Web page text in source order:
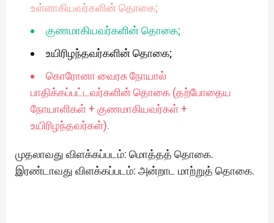
உள்ளாகியவர்களின் தொகை;
குணமாகியவர்களின் தொகை;
உயிரிழந்தவர்களின் தொகை;
கொரோனா வைரசு நோயால்
பாதிக்கப்பட்டவர்களின் தொகை (தற்போதைய
நோயாளிகள் + குணமாகியவர்கள் +
உயிரிழந்தவர்கள்).
முதலாவது விளக்கப்படம்: மொத்தத் தொகை.
இரண்டாவது விளக்கப்படம்: அன்றாட மாற்றுத் தொகை.